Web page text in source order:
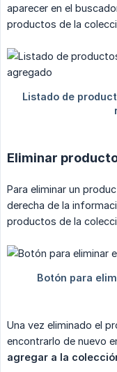
aparecer en el
productos de la
Eliminar
Para eliminar un
derecha de la
productos de la
Una vez eliminado el
encontrarlo de nuevo
agregar a la